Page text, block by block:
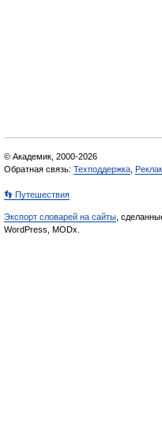
© Академик, 2000-2026
Обратная связь: Техподдержка
👣 Путешествия
Экспорт словарей на сайты ,
WordPress, MODx.